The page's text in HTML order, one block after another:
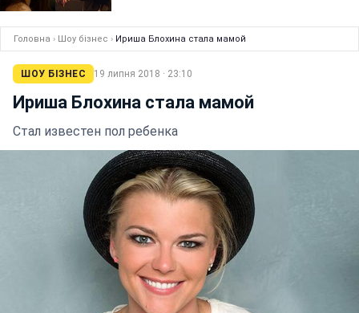
Головна › Шоу бізнес › Ириша Блохина стала мамой
ШОУ БІЗНЕС 19 липня 2018 · 23:10
Ириша Блохина стала мамой
Стал известен пол ребенка